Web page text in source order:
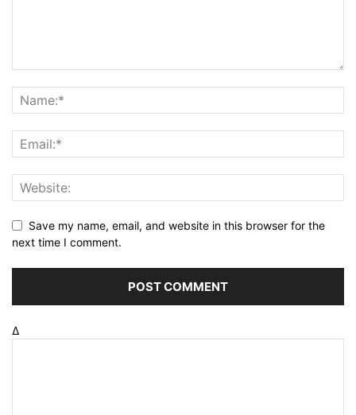
Save my name, email, and website in this browser for the
next time I comment.
Δ